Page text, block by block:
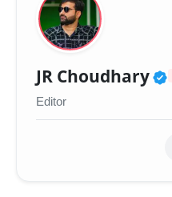
JR Choudhary
Editor